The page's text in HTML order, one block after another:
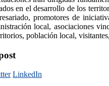
en el desarrollo de los
promotores de
local, asociaciones
población local,
LinkedIn